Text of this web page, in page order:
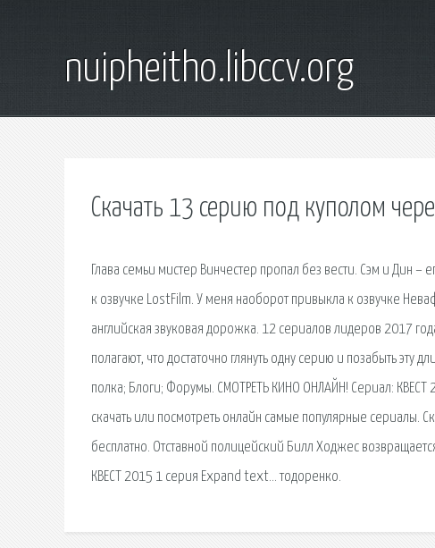
nuipheitho.libccv.org
Скачать 13 серию под куполом
Глава семьи мистер Винчестер пропал без вести. Сэм и Дин
к озвучке LostFilm. У меня наоборот привыкла к озвучке
английская звуковая дорожка. 12 сериалов лидеров 2017
полагают, что достаточно глянуть одну серию и позабыть
полка; Блоги; Форумы. СМОТРЕТЬ КИНО ОНЛАЙН! Сериал:
скачать или посмотреть онлайн самые популярные сериалы.
бесплатно. Отставной полицейский Билл Ходжес
КВЕСТ 2015 1 серия Expand text… тодоренко.